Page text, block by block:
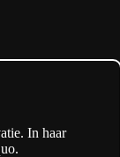
In haar